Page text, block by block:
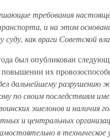
требования
и на этом
суду, как враги Советской
был опубликован
повышении их
дальнейшему разрушению
по своим последствиям
эшелонов и наличия
и центральных
в